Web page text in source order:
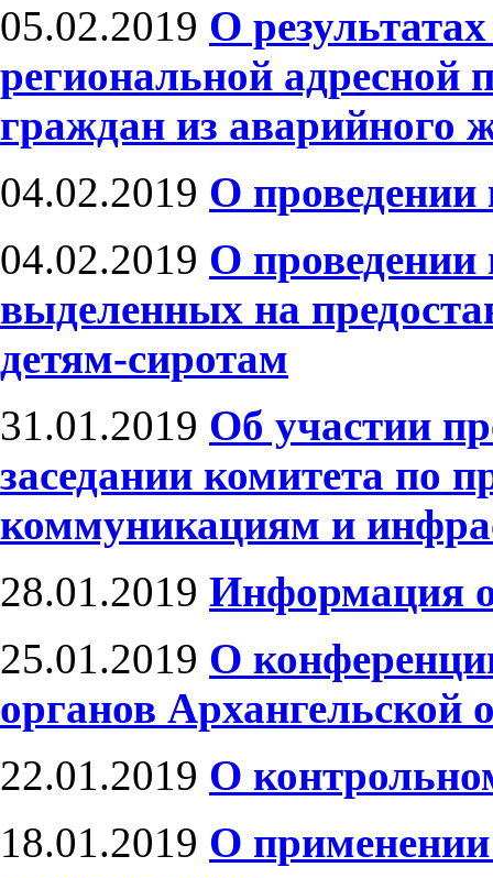
05.02.2019 О
региональной
граждан из аварийного
04.02.2019 О проведении
04.02.2019 О проведении
выделенных на
детям-сиротам
31.01.2019 Об участии
заседании комитета по
коммуникациям и
28.01.2019 Информация
25.01.2019 О
органов Архангельской
22.01.2019 О
18.01.2019 О